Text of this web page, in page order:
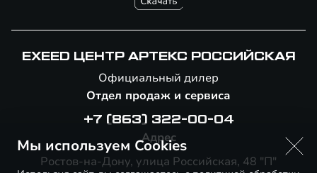
EXEED ЦЕНТР АРТЕКС РОССИЙСКАЯ
Официальный дилер
Отдел продаж и сервиса
+7 (863) 322-00-04
Адрес
Ростов-на-Дону, улица Российская, 48 "П"
Мы используем Cookies